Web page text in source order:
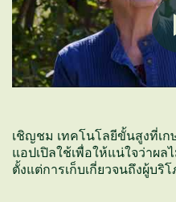
เชิญชม เทคโนโลยีขั้นสูงที่เก
แอปเปิลใช้เพื่อให้แน่ใจว่าผ
ตั้งแต่การเก็บเกี่ยวจนถึงผู้บริ